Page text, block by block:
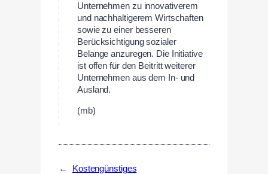
Unternehmen zu innovativerem
und nachhaltigerem Wirtschaften
sowie zu einer besseren
Berücksichtigung sozialer
Belange anzuregen. Die Initiative
ist offen für den Beitritt weiterer
Unternehmen aus dem In- und
Ausland.
(mb)
←
Kostengünstiges